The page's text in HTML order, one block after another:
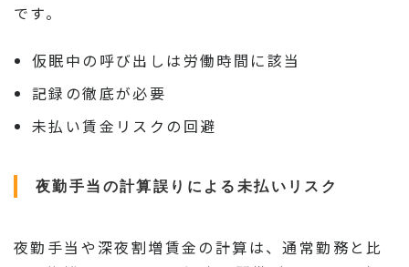
です。
仮眠中の呼び出しは労働時間に該当
記録の徹底が必要
未払い賃金リスクの回避
夜勤手当の計算誤りによる未払いリスク
夜勤手当や深夜割増賃金の計算は、通常勤務と比